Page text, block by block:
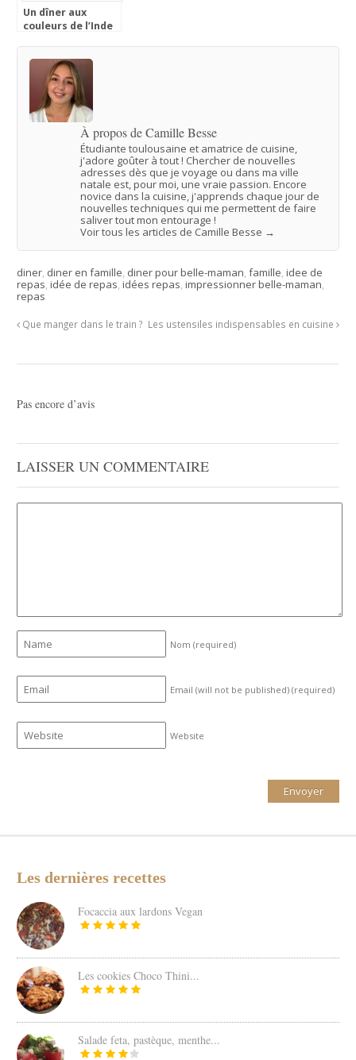
Un dîner aux
couleurs de l’Inde
À propos de Camille Besse
Étudiante toulousaine et amatrice de cuisine,
j'adore goûter à tout ! Chercher de nouvelles
adresses dès que je voyage ou dans ma ville
natale est, pour moi, une vraie passion. Encore
novice dans la cuisine, j'apprends chaque jour de
nouvelles techniques qui me permettent de faire
saliver tout mon entourage !
Voir tous les articles de Camille Besse →
diner diner en famille diner pour belle-maman ,famille ,idee de
repas ,idée de repas ,idées repas ,impressionner belle-maman
repas
Que manger dans le train ? Les ustensiles indispensables en cuisine
Pas encore d’avis
LAISSER UN COMMENTAIRE
Nom(required)
Email (will not be published)(required)
Website
Les dernières recettes
Focaccia aux lardons Vegan
Les cookies Choco Thini...
Salade feta, pastèque, menthe...